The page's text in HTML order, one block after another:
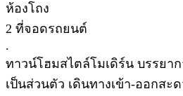
ห้องโถง
2 ที่จอดรถยนต์
.
ทาวน์โฮมสไตล์โมเดิร์น บรรยา
เป็นส่วนตัว เดินทางเข้า-ออกสะ